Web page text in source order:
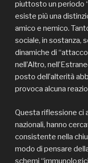
piuttosto un periodo
esiste più una
amico e nemico.
sociale, in sostanza,
dinamiche di
nell’Altro,
posto dell’alterità
provoca alcuna
Questa riflessione ci
nazionali, hanno
consistente nella
modo di pensare
schemi